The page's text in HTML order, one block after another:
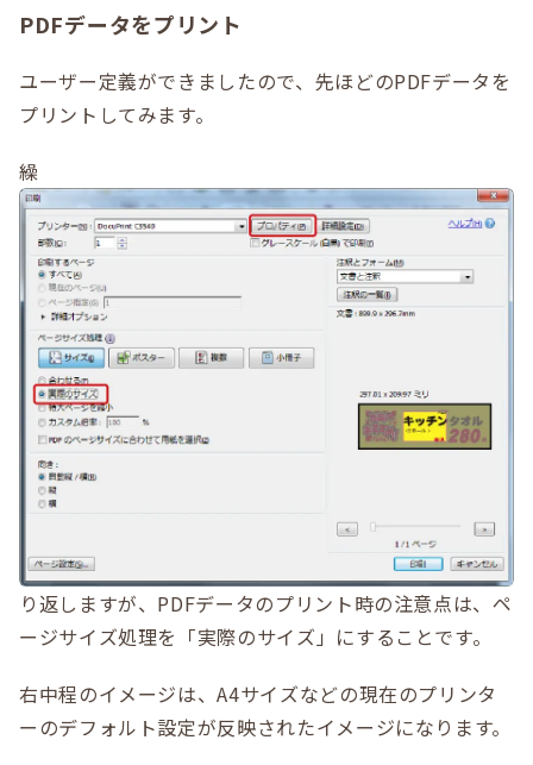
PDFデータをプリント
ユーザー定義ができましたので、先ほどのPDFデータを
プリントしてみます。
繰
り返しますが、PDFデータのプリント時の注意点は、ペ
ージサイズ処理を「実際のサイズ」にすることです。
右中程のイメージは、A4サイズなどの現在のプリンタ
ーのデフォルト設定が反映されたイメージになります。